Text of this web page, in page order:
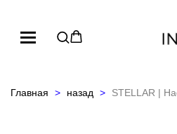
Главная назад STELLAR |